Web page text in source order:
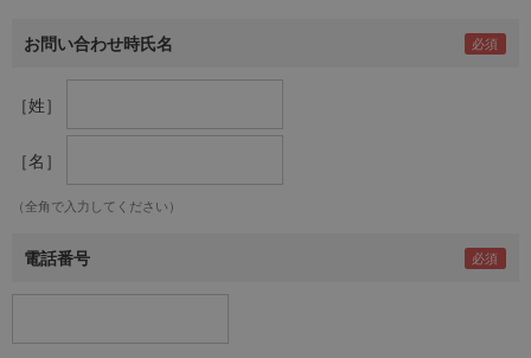
お問い合わせ時氏名
［姓］
［名］
（全角で入力してください）
電話番号